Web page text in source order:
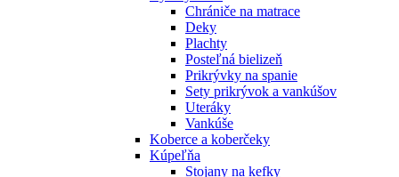
Chrániče na matrace
Deky
Plachty
Posteľná bielizeň
Prikrývky na spanie
Sety prikrývok a vankúšov
Uteráky
Vankúše
Koberce a koberčeky
Kúpeľňa
Stojany na kefky